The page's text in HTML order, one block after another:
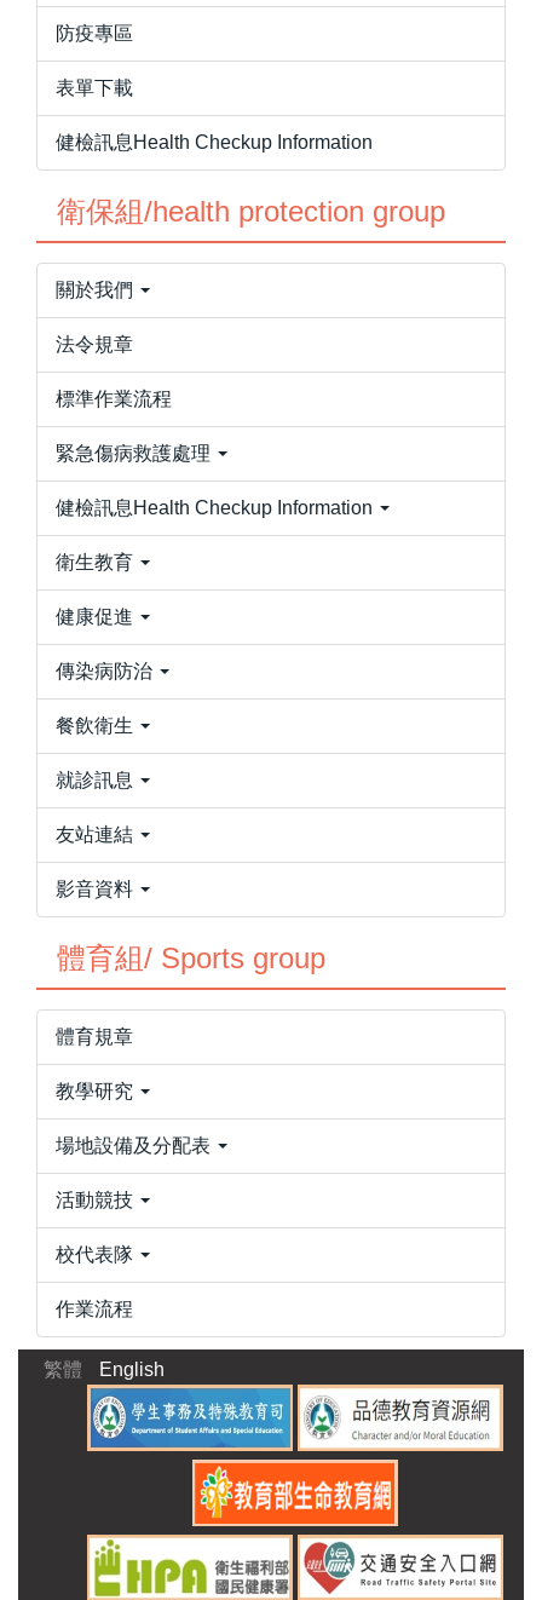
防疫專區
表單下載
健檢訊息Health Checkup Information
衛保組/health protection group
關於我們
法令規章
標準作業流程
緊急傷病救護處理
健檢訊息Health Checkup Information
衛生教育
健康促進
傳染病防治
餐飲衛生
就診訊息
友站連結
影音資料
體育組/ Sports group
體育規章
教學研究
場地設備及分配表
活動競技
校代表隊
作業流程
繁體 English